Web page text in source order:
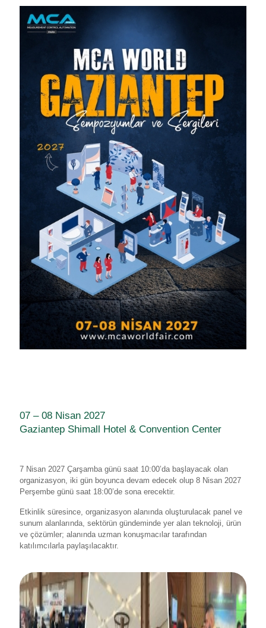
07 – 08 Nisan 2027
Gaziantep Shimall Hotel & Convention Center
7 Nisan 2027 Çarşamba günü saat 10:00’da başlayacak olan
organizasyon, iki gün boyunca devam edecek olup 8 Nisan 2027
Perşembe günü saat 18:00’de sona erecektir.
Etkinlik süresince, organizasyon alanında oluşturulacak panel ve
sunum alanlarında, sektörün gündeminde yer alan teknoloji, ürün
ve çözümler; alanında uzman konuşmacılar tarafından
katılımcılarla paylaşılacaktır.